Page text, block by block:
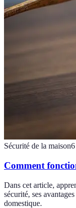
Sécurité de la maison6
Comment
Dans cet article,
sécurité, ses
domestique.